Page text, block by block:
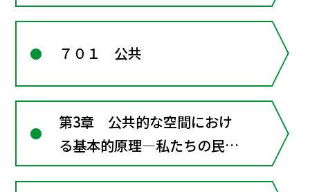
７０１ 公共
第3章 公共的な空間におけ
る基本的原理―私たちの民主
的な社会